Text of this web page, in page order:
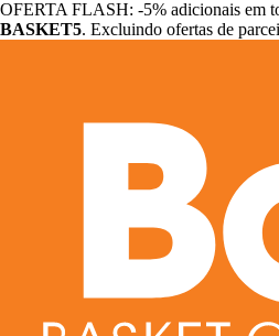
OFERTA FLASH: -5% adicionais em
BASKET5. Excluindo ofertas de